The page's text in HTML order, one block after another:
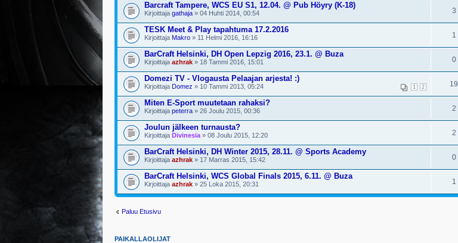
Barcraft Tampere, WCS EU S1, 12.04. @ Pub Höyry (K-18)
Kirjoittaja gathaja » 04 Huhti 2014, 00:54 3
TESK Meet & Play tapahtuma 17.2.2016
Kirjoittaja Makro » 11 Helmi 2016, 16:16 1
BarCraft Helsinki, DH Open Lepzig 2016, 23.1. @ Buza
Kirjoittaja azhrak » 18 Tammi 2016, 15:01 0
Domezi TV - Vlogausta Pelaajan arjesta! :)
1 2
Kirjoittaja Domez » 10 Tammi 2013, 05:24 19
Miten E-Sport muutetaan rahaksi?
Kirjoittaja peterra » 26 Joulu 2015, 00:36 2
Joulun jälkeen turnausta?
Kirjoittaja Divinesia » 08 Joulu 2015, 12:20 2
BarCraft Helsinki, DH Winter 2015, 28.11. @ Sports Academy
Kirjoittaja azhrak » 17 Marras 2015, 15:42 0
BarCraft Helsinki, WCS Global Finals 2015, 6.11. @ Buza
Kirjoittaja azhrak » 25 Loka 2015, 20:31 1
Paluu Etusivu
PAIKALLAOLIJAT